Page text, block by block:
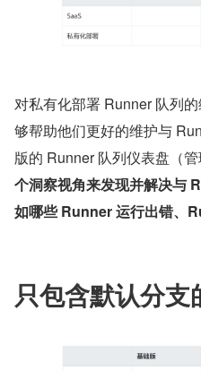
对私有化部署 Runner 队列
够帮助他们更好的维护与
版的 Runner 队列仪表盘（管
个洞察视角来发现并解决与
如哪些 Runner 运行出错、
只包含默认分支